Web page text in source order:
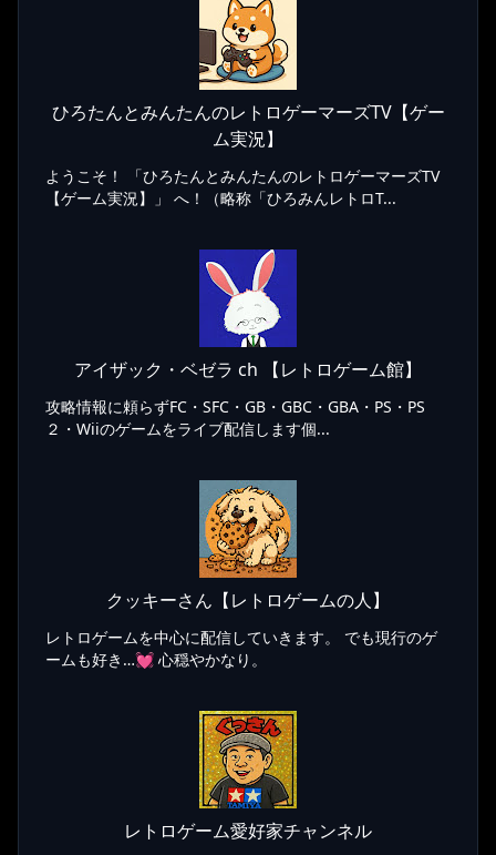
ひろたんとみんたんのレトロゲーマーズTV【ゲー
ム実況】
ようこそ！ 「ひろたんとみんたんのレトロゲーマーズTV
【ゲーム実況】」 へ！（略称「ひろみんレトロT...
アイザック・ベゼラ ch 【レトロゲーム館】
攻略情報に頼らずFC・SFC・GB・GBC・GBA・PS・PS
２・Wiiのゲームをライブ配信します個...
クッキーさん【レトロゲームの人】
レトロゲームを中心に配信していきます。 でも現行のゲ
ームも好き…💓 心穏やかなり。
レトロゲーム愛好家チャンネル